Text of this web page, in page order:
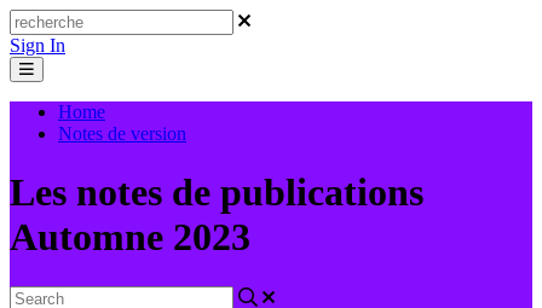
Sign In
Home
Notes de version
Les notes de publications
Automne 2023